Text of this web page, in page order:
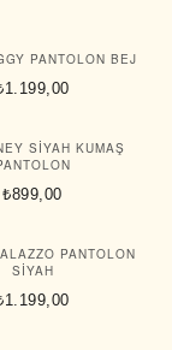
PANTOLON BEJ
SIYAH KUMAŞ
₺899,00
PANTOLON
SIYAH